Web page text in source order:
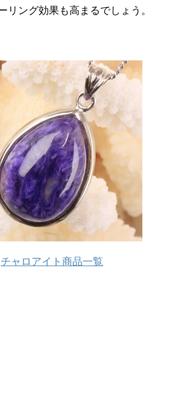
リング効果も高まるでしょう。
チャロアイト商品一覧